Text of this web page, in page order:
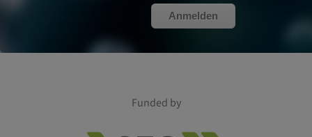
Anmelden
Funded by